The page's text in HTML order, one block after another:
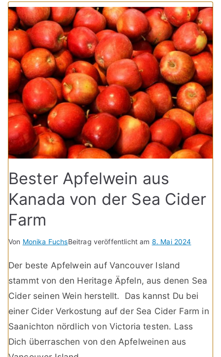
Bester Apfelwein aus
Kanada von der Sea Cider
Farm
Von Monika FuchsBeitrag veröffentlicht am 8. Mai 2024
Der beste Apfelwein auf Vancouver Island
stammt von den Heritage Äpfeln, aus denen Sea
Cider seinen Wein herstellt. Das kannst Du bei
einer Cider Verkostung auf der Sea Cider Farm in
Saanichton nördlich von Victoria testen. Lass
Dich überraschen von den Apfelweinen aus